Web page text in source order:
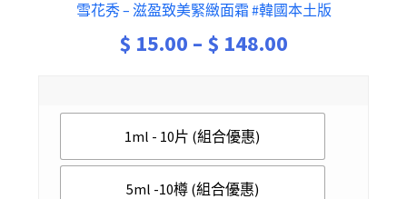
雪花秀 – 滋盈致美緊緻面霜 #韓國本土版
$ 15.00 – $ 148.00
$ 15.00
1ml - 10片 (組合優惠)
5ml -10樽 (組合優惠)